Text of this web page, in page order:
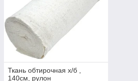
Ткань обтирочная х/б ,
140см, рулон